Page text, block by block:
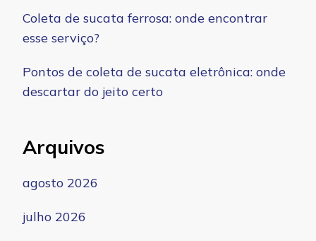
Coleta de sucata ferrosa: onde encontrar
esse serviço?
Pontos de coleta de sucata eletrônica: onde
descartar do jeito certo
Arquivos
agosto 2026
julho 2026